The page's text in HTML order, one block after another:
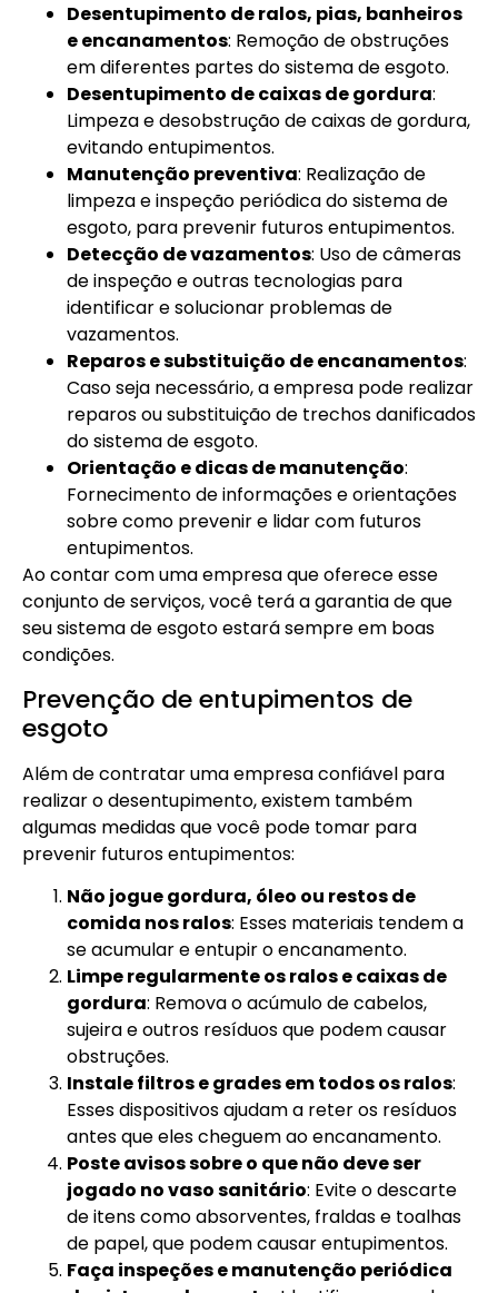
Desentupimento de ralos, pias, banheiros
e encanamentos: Remoção de obstruções
em diferentes partes do sistema de esgoto.
Desentupimento de caixas de gordura:
Limpeza e desobstrução de caixas de gordura,
evitando entupimentos.
Manutenção preventiva: Realização de
limpeza e inspeção periódica do sistema de
esgoto, para prevenir futuros entupimentos.
Detecção de vazamentos: Uso de câmeras
de inspeção e outras tecnologias para
identificar e solucionar problemas de
vazamentos.
Reparos e substituição de encanamentos:
Caso seja necessário, a empresa pode realizar
reparos ou substituição de trechos danificados
do sistema de esgoto.
Orientação e dicas de manutenção:
Fornecimento de informações e orientações
sobre como prevenir e lidar com futuros
entupimentos.
Ao contar com uma empresa que oferece esse
conjunto de serviços, você terá a garantia de que
seu sistema de esgoto estará sempre em boas
condições.
Prevenção de entupimentos de
esgoto
Além de contratar uma empresa confiável para
realizar o desentupimento, existem também
algumas medidas que você pode tomar para
prevenir futuros entupimentos:
Não jogue gordura, óleo ou restos de
comida nos ralos: Esses materiais tendem a
se acumular e entupir o encanamento.
Limpe regularmente os ralos e caixas de
gordura: Remova o acúmulo de cabelos,
sujeira e outros resíduos que podem causar
obstruções.
Instale filtros e grades em todos os ralos:
Esses dispositivos ajudam a reter os resíduos
antes que eles cheguem ao encanamento.
Poste avisos sobre o que não deve ser
jogado no vaso sanitário: Evite o descarte
de itens como absorventes, fraldas e toalhas
de papel, que podem causar entupimentos.
Faça inspeções e manutenção periódica